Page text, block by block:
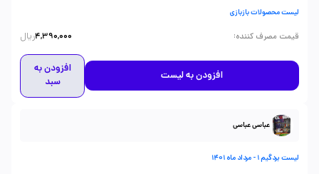
لیست محصولات بازبازی
قیمت مصرف کننده:
4,390,000ریال
افزودن به لیست
افزودن به
سبد
عباسی عباسی
لیست بردگیم 1 - مرداد ماه 1401